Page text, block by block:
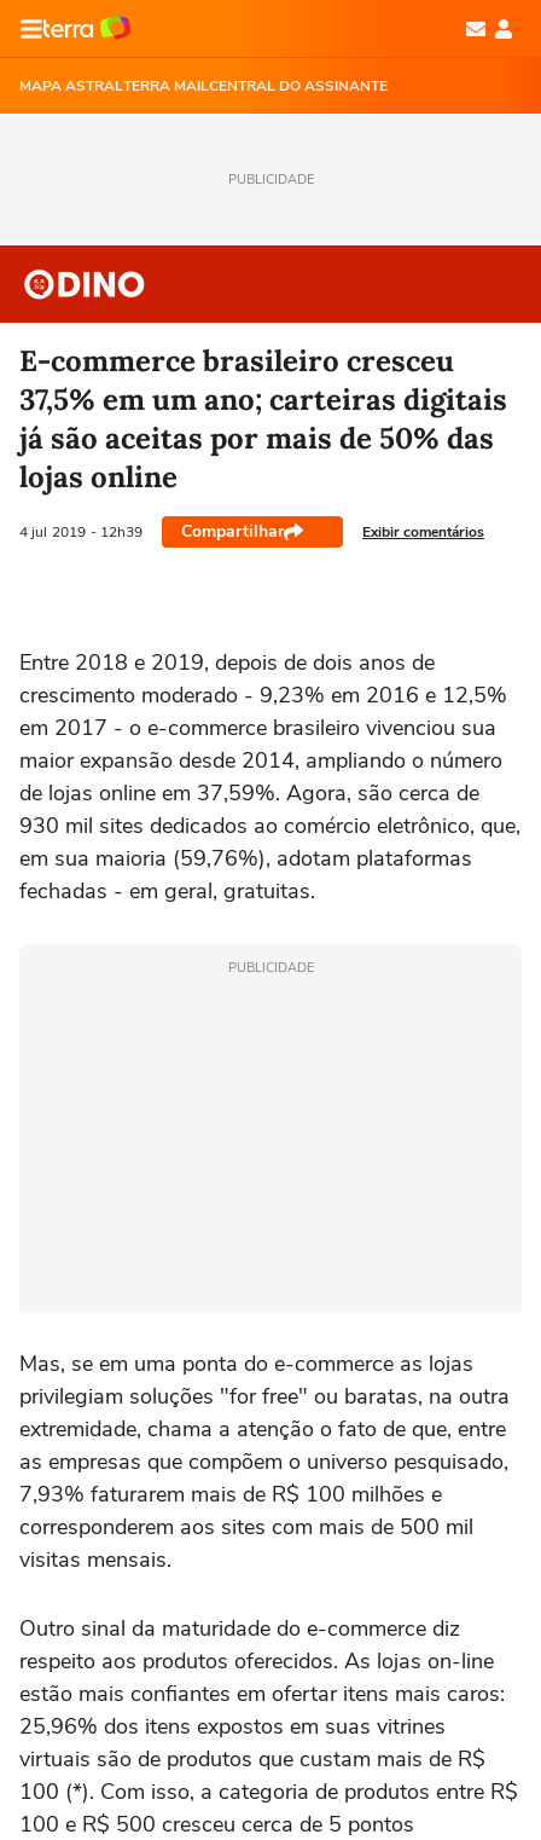
MAPA ASTRALTERRA MAILCENTRAL DO ASSINANTE
PUBLICIDADE
E-commerce brasileiro cresceu
37,5% em um ano; carteiras digitais
já são aceitas por mais de 50% das
lojas online
4 jul 2019 - 12h39 Compartilhar Exibir comentários
Entre 2018 e 2019, depois de dois anos de
crescimento moderado - 9,23% em 2016 e 12,5%
em 2017 - o e-commerce brasileiro vivenciou sua
maior expansão desde 2014, ampliando o número
de lojas online em 37,59%. Agora, são cerca de
930 mil sites dedicados ao comércio eletrônico, que,
em sua maioria (59,76%), adotam plataformas
fechadas - em geral, gratuitas.
PUBLICIDADE
Mas, se em uma ponta do e-commerce as lojas
privilegiam soluções "for free" ou baratas, na outra
extremidade, chama a atenção o fato de que, entre
as empresas que compõem o universo pesquisado,
7,93% faturarem mais de R$ 100 milhões e
corresponderem aos sites com mais de 500 mil
visitas mensais.
Outro sinal da maturidade do e-commerce diz
respeito aos produtos oferecidos. As lojas on-line
estão mais confiantes em ofertar itens mais caros:
25,96% dos itens expostos em suas vitrines
virtuais são de produtos que custam mais de R$
100 (*). Com isso, a categoria de produtos entre R$
100 e R$ 500 cresceu cerca de 5 pontos